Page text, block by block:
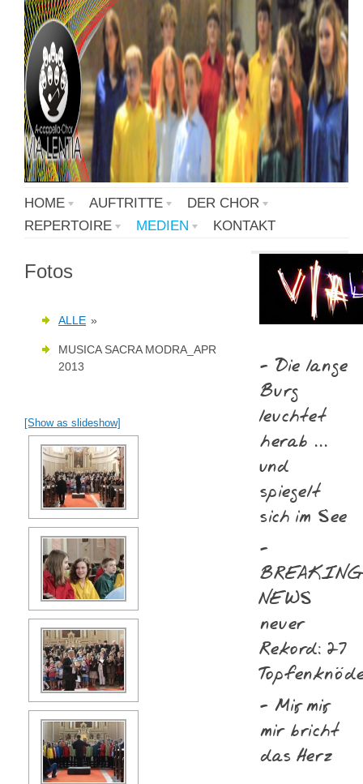
HOME AUFTRITTE
DER CHOR
REPERTOIRE
MEDIEN KONTAKT
Fotos
ALLE »
MUSICA SACRA MODRA_APR
2013
[Show as slideshow]
- Die lange
Burg
leuchtet
herab ...
und
spiegelt
sich im See
-
NEWS
neuer
Rekord: 27
- Mir, mir,
mir bricht
das Herz